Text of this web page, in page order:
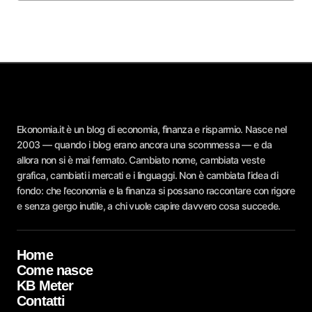
Ekonomia.it è un blog di economia, finanza e risparmio. Nasce nel
2003 — quando i blog erano ancora una scommessa — e da
allora non si è mai fermato. Cambiato nome, cambiata veste
grafica, cambiati i mercati e i linguaggi. Non è cambiata l’idea di
fondo: che l’economia e la finanza si possano raccontare con rigore
e senza gergo inutile, a chi vuole capire davvero cosa succede.
Home
Come nasce
KB Meter
Contatti